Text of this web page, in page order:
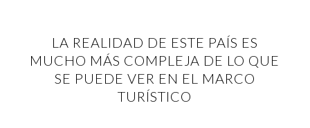
LA REALIDAD DE ESTE PAÍS ES
MUCHO MÁS COMPLEJA DE LO QUE
SE PUEDE VER EN EL MARCO
TURÍSTICO